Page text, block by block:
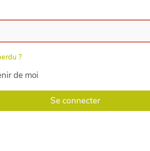
?
de moi
Se connecter